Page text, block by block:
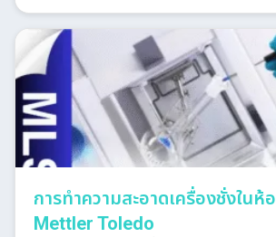
การทำความสะอาดเครื่องชั่งในห้
Mettler Toledo